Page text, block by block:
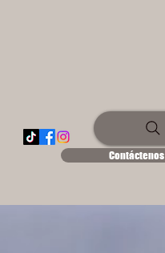
Contáctenos